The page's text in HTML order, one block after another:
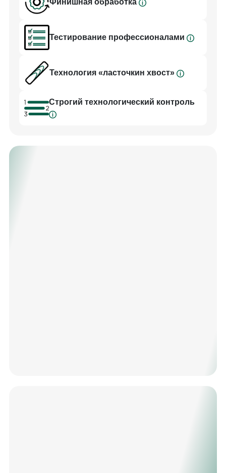
Финишная обработка
Тестирование профессионалами
Технология «ласточкин хвост»
Cтрогий технологический контроль